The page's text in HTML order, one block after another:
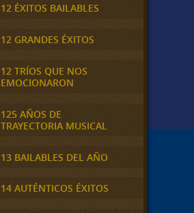
12 ÉXITOS BAILABLES
12 GRANDES ÉXITOS
12 TRÍOS QUE NOS
EMOCIONARON
125 AÑOS DE
TRAYECTORIA MUSICAL
13 BAILABLES DEL AÑO
14 AUTÉNTICOS ÉXITOS